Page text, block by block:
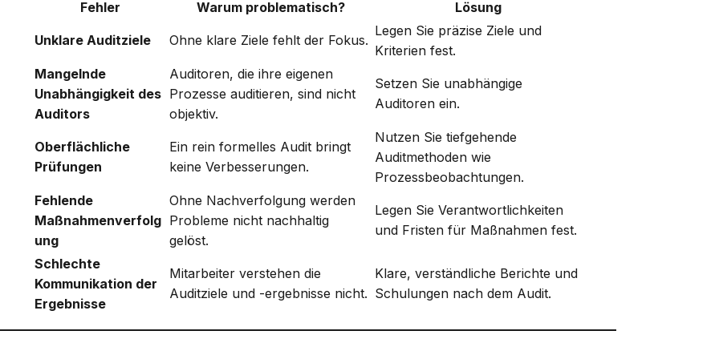
Fehler Warum problematisch? Lösung
Unklare Auditziele Ohne klare Ziele fehlt der Fokus.
Legen Sie präzise Ziele und
Kriterien fest.
Mangelnde
Unabhängigkeit des
Auditors
Auditoren, die ihre eigenen
Prozesse auditieren, sind nicht
objektiv.
Setzen Sie unabhängige
Auditoren ein.
Oberflächliche
Prüfungen
Ein rein formelles Audit bringt
keine Verbesserungen.
Nutzen Sie tiefgehende
Auditmethoden wie
Prozessbeobachtungen.
Fehlende
Maßnahmenverfolg
ung
Ohne Nachverfolgung werden
Probleme nicht nachhaltig
gelöst.
Legen Sie Verantwortlichkeiten
und Fristen für Maßnahmen fest.
Schlechte
Kommunikation der
Ergebnisse
Mitarbeiter verstehen die
Auditziele und -ergebnisse nicht.
Klare, verständliche Berichte und
Schulungen nach dem Audit.